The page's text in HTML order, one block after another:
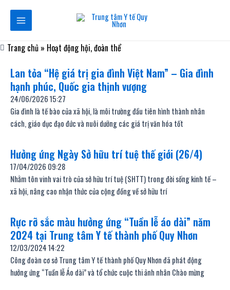
dung
Main
Menu
Trang chủ » Hoạt động hội, đoàn thể
Lan tỏa “Hệ giá trị gia đình Việt Nam” – Gia đình
hạnh phúc, Quốc gia thịnh vượng
24/06/202615:27
Gia đình là tế bào của xã hội, là môi trường đầu tiên hình thành nhân
cách, giáo dục đạo đức và nuôi dưỡng các giá trị văn hóa tốt
Hưởng ứng Ngày Sở hữu trí tuệ thế giới (26/4)
17/04/2026 09:28
Nhằm tôn vinh vai trò của sở hữu trí tuệ (SHTT) trong đời sống kinh tế –
xã hội, nâng cao nhận thức của cộng đồng về sở hữu trí
Rực rỡ sắc màu hưởng ứng “Tuần lễ áo dài” năm
2024 tại Trung tâm Y tế thành phố Quy Nhơn
12/03/202414:22
Công đoàn cơ sở Trung tâm Y tế thành phố Quy Nhơn đã phát động
hưởng ứng “Tuần lễ Áo dài” và tổ chức cuộc thi ảnh nhân Chào mừng